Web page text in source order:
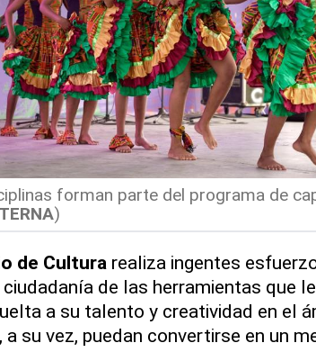
forman parte del programa de
)
de Cultura realiza ingentes
de las herramientas que
a su talento y creatividad en el
a su vez, puedan convertirse en un